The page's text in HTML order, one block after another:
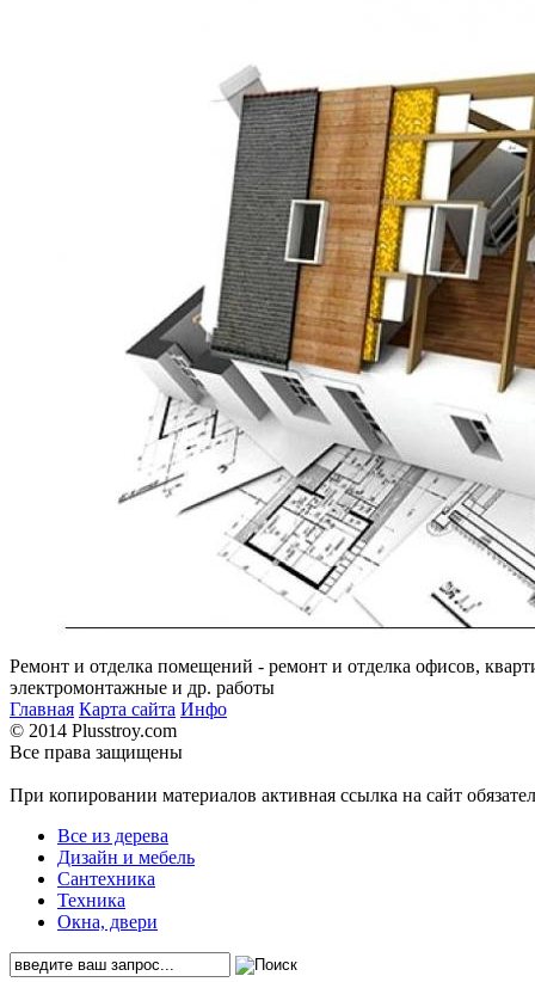
Ремонт и отделка помещений - ремонт и отделка офисов,
электромонтажные и др. работы
Главная Карта сайта Инфо
© 2014 Plusstroy.com
Все права защищены
При копировании материалов активная ссылка на сайт
Все из дерева
Дизайн и мебель
Сантехника
Техника
Окна, двери